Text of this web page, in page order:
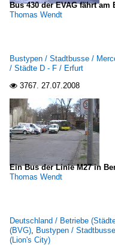
Bus 430 der EVAG fährt am
Thomas Wendt
Bustypen / Stadtbusse /
/ Städte D - F / Erfurt
 3767. 27.07.2008
Ein Bus der Linie M27 in
Thomas Wendt
Deutschland / Betriebe
(BVG), Bustypen /
(Lion's City)